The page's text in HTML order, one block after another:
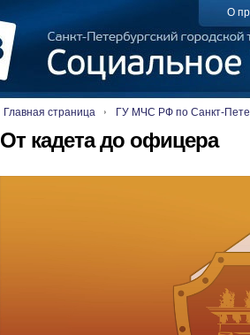
О
Главная страница ГУ МЧС РФ по Санкт-
От кадета до офицера